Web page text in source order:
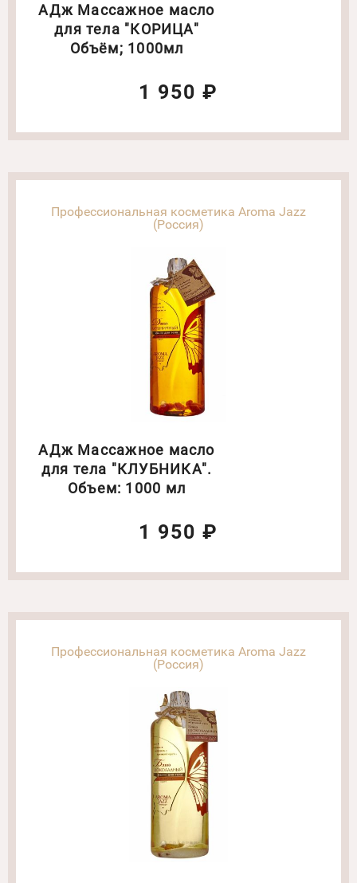
АДж Массажное масло
для тела "КОРИЦА"
Объём; 1000мл
1 950 ₽
Профессиональная косметика Aroma Jazz
(Россия)
АДж Массажное масло
для тела "КЛУБНИКА".
Объем: 1000 мл
1 950 ₽
Профессиональная косметика Aroma Jazz
(Россия)